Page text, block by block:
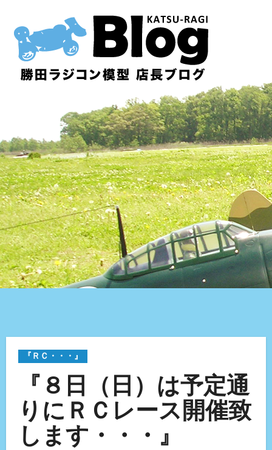
『ＲＣ・・・』
『８日（日）は予定通
りにＲＣレース開催致
します・・・』